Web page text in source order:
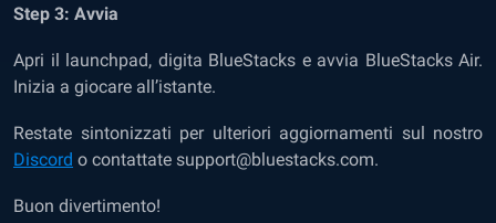
Step 3: Avvia
Apri il launchpad, digita BlueStacks e avvia BlueStacks Air.
Inizia a giocare all’istante.
Restate sintonizzati per ulteriori aggiornamenti sul nostro
Discord o contattate support@bluestacks.com.
Buon divertimento!